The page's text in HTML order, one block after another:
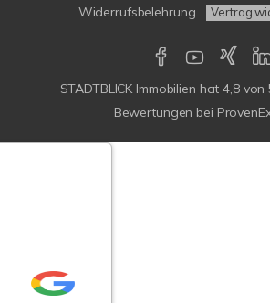
Widerrufsbelehrung
Vertrag
STADTBLICK Immobilien hat4,8von
Bewertungen bei